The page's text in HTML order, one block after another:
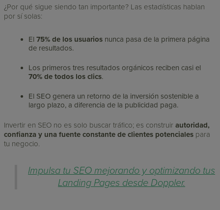
¿Por qué sigue siendo tan importante? Las estadísticas hablan
por sí solas:
El75% de los usuarios nunca pasa de la primera página
de resultados.
Los primeros tres resultados orgánicos reciben casi el
70% de todos los clics.
El SEO genera un retorno de la inversión sostenible a
largo plazo, a diferencia de la publicidad paga.
Invertir en SEO no es solo buscar tráfico; es construirautoridad,
confianza y una fuente constante de clientes potenciales para
tu negocio.
Impulsa tu SEO mejorando y optimizando tus
Landing Pages desde Doppler.